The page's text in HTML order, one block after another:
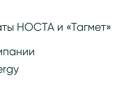
НОСТА и «Тагмет»